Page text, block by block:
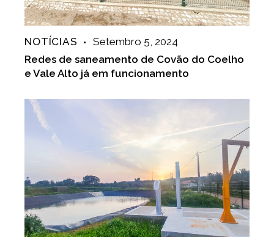
NOTÍCIAS
Setembro 5, 2024
Redes de saneamento de Covão do Coelho
e Vale Alto já em funcionamento